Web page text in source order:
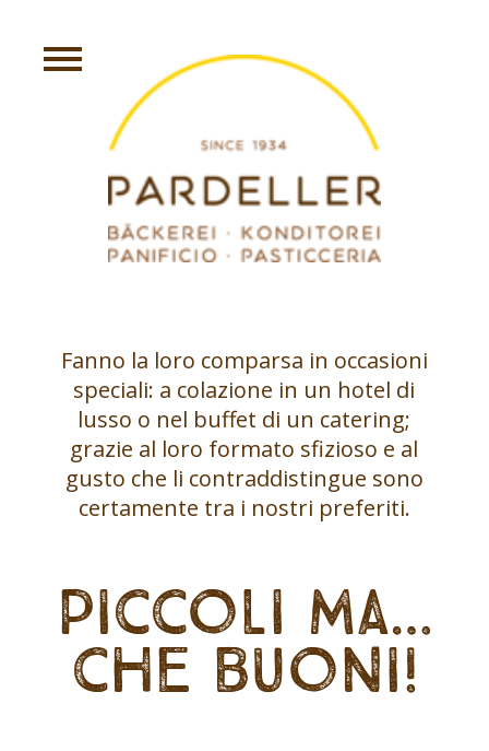
Fanno la loro comparsa in occasioni
speciali: a colazione in un hotel di
lusso o nel buffet di un catering;
grazie al loro formato sfizioso e al
gusto che li contraddistingue sono
certamente tra i nostri preferiti.
Piccoli ma…
che buoni!